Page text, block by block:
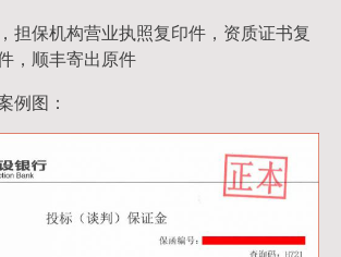
担保机构营业执照复印件，资质证书复
，顺丰寄出原件
例图：